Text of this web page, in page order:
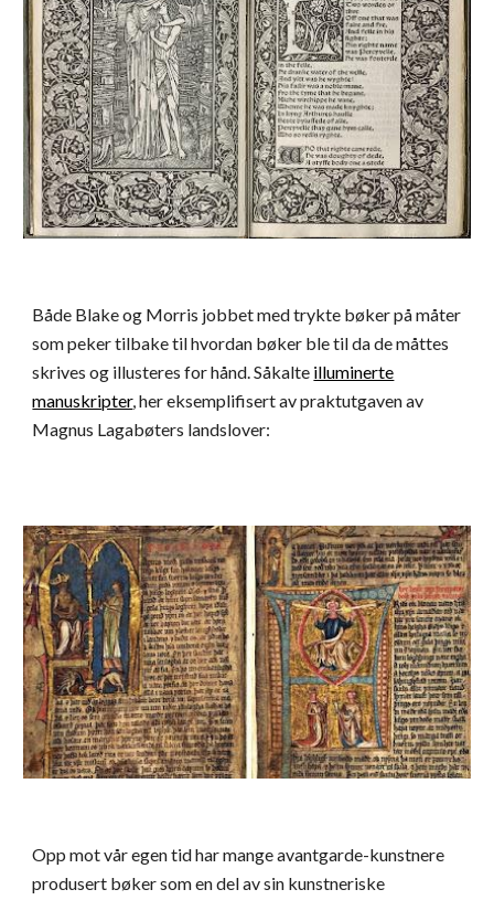
Både Blake og Morris jobbet med trykte bøker på måter
som peker tilbake til hvordan bøker ble til da de måttes
skrives og illusteres for hånd. Såkalte illuminerte
manuskripter, her eksemplifisert av praktutgaven av
Magnus Lagabøters landslover:
Opp mot vår egen tid har mange avantgarde-kunstnere
produsert bøker som en del av sin kunstneriske